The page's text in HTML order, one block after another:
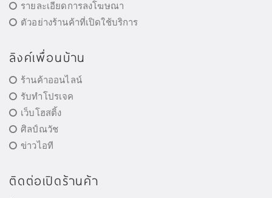
รายละเอียดการลงโฆษณา
ตัวอย่างร้านค้าที่เปิดใช้บริการ
ลิงค์เพื่อนบ้าน
ร้านค้าออนไลน์
รับทำโปรเจค
เว็บโฮสติ้ง
ศิลป์ณวัช
ข่าวไอที
ติดต่อเปิดร้านค้า